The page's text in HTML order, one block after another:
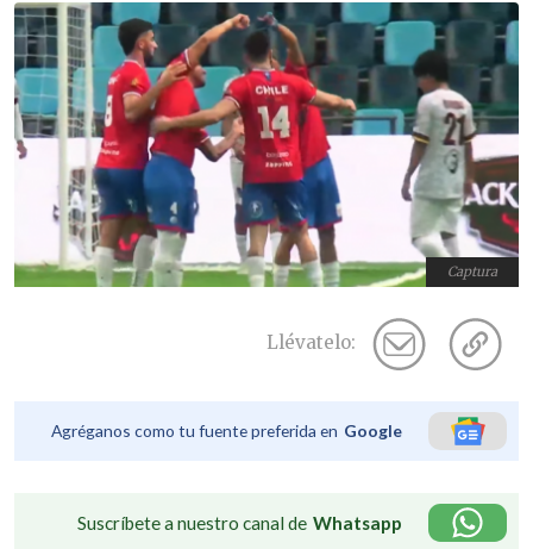
Captura
Llévatelo:
Agréganos como tu fuente preferida en Google
Suscríbete a nuestro canal de Whatsapp